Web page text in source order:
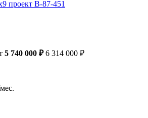
проект В-87-451
5 740 000 ₽ 6 314 000 ₽